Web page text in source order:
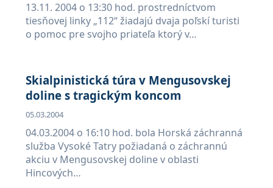
13.11. 2004 o 13:30 hod. prostredníctvom
tiesňovej linky „112“ žiadajú dvaja poľskí turisti
o pomoc pre svojho priateľa ktorý v…
Skialpinistická túra v Mengusovskej
doline s tragickým koncom
05.03.2004
04.03.2004 o 16:10 hod. bola Horská záchranná
služba Vysoké Tatry požiadaná o záchrannú
akciu v Mengusovskej doline v oblasti
Hincových…